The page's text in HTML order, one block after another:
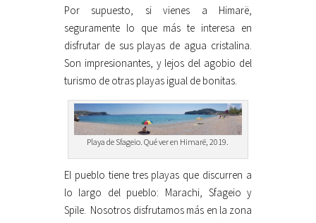
Por supuesto, si vienes a Himarë,
seguramente lo que más te interesa en
disfrutar de sus playas de agua cristalina.
Son impresionantes, y lejos del agobio del
turismo de otras playas igual de bonitas.
Playa de Sfageio. Qué ver en Himarë, 2019.
El pueblo tiene tres playas que discurren a
lo largo del pueblo: Marachi, Sfageio y
Spile. Nosotros disfrutamos más en la zona